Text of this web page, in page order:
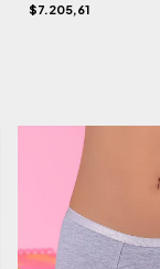
$7.205,61